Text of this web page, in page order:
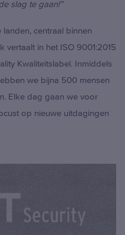
slag te gaan!”
centraal binnen
vertaalt in het ISO 9001:2015
Kwaliteitslabel. Inmiddels
we bijna 500 mensen
Elke dag gaan we voor
op nieuwe uitdagingen